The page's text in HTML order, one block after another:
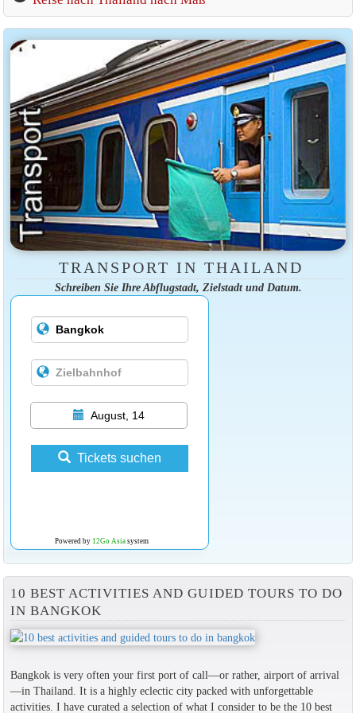
TRANSPORT IN THAILAND
Schreiben Sie Ihre Abflugstadt, Zielstadt und Datum.
August, 14
Tickets suchen
Powered by 12Go Asiasystem
10 BEST ACTIVITIES AND GUIDED TOURS TO DO
IN BANGKOK
Bangkok is very often your first port of call—or rather, airport of arrival
—in Thailand. It is a highly eclectic city packed with unforgettable
activities. I have curated a selection of what I consider to be the 10 best